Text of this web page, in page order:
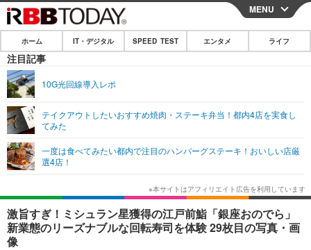
CLOSE
ホーム
IT・デジタル
ショッピング その他
SPEED TEST
エンタメ
エンタメTOP
韓国・芸能
音楽 スポーツ
ライフ
ライフTOP グルメ
ペット ショッピング
リリース一覧
プッシュ通知の停止方法
MENU
ホーム IT・デジタル SPEED TEST エンタメ ライフ
注目記事
10G光回線導入レポ
テイクアウトしたいおすすめ焼肉・ステーキ弁当！都内4店を実食し
てみた
一度は食べてみたい都内で注目のハンバーグステーキ！おいしい店厳
選4店！
激旨すぎ！ミシュラン星獲得の江戸前鮨「銀座おのでら」
新業態のリーズナブルな回転寿司を体験 29枚目の写真・画
像